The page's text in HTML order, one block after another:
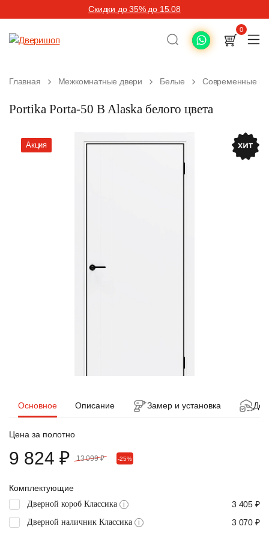
Скидки до 35% до 15.08
0
Главная Межкомнатные двери Белые Современные
Portika Porta-50 B Alaska белого цвета
Акция
Основное Описание Замер и установка
Комплектующие
Дверной короб Классика i 3 405 ₽
Дверной наличник Классика i 3 070 ₽
Цена за полотно
9 824 ₽ 13 099 ₽ -25%